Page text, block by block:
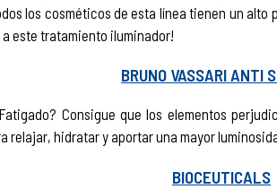
los cosméticos de esta línea tienen un alto
este tratamiento iluminador!
BRUNO VASSARI ANTI
Consigue que los elementos
relajar, hidratar y aportar una mayor
BIOCEUTICALS